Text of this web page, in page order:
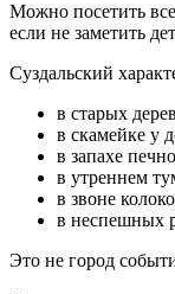
Можно посетить
если не заметить
Суздальский
в старых
в скамейке у
в запахе
в утреннем
в звоне
в неспешных
Это не город